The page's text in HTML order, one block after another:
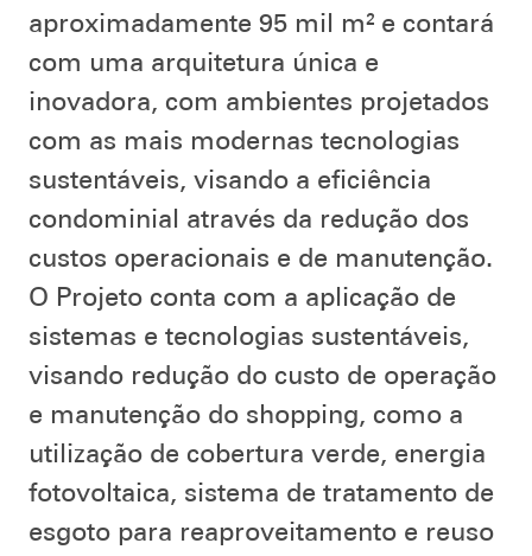
aproximadamente 95 mil m² e contará
com uma arquitetura única e
inovadora, com ambientes projetados
com as mais modernas tecnologias
sustentáveis, visando a eficiência
condominial através da redução dos
custos operacionais e de manutenção.
O Projeto conta com a aplicação de
sistemas e tecnologias sustentáveis,
visando redução do custo de operação
e manutenção do shopping, como a
utilização de cobertura verde, energia
fotovoltaica, sistema de tratamento de
esgoto para reaproveitamento e reuso